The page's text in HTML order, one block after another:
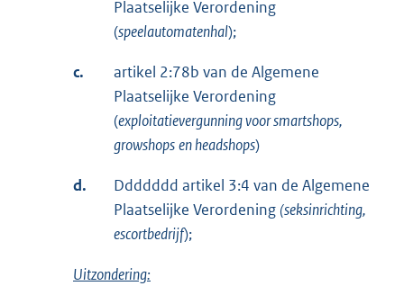
Plaatselijke Verordening
(speelautomatenhal);
c.
artikel 2:78b van de Algemene
Plaatselijke Verordening
(exploitatievergunning voor smartshops,
growshopsenheadshops)
d.
Ddddddd artikel 3:4 van de Algemene
Plaatselijke Verordening (seksinrichting,
escortbedrijf);
Uitzondering: